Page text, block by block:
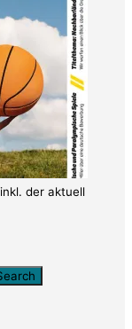
inkl. der aktuell